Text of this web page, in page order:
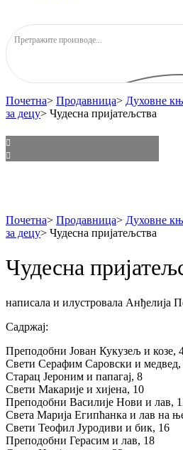
Почетна> Продавница> Духовне
за децу> Чудесна пријатељства
Почетна> Продавница> Духовне
за децу> Чудесна пријатељства
Чудесна
написала и илустровала Анђелија
Садржај:
Преподобни Јован Кукузељ и козе,
Свети Серафим Саровски и медвед,
Старац Јероним и папагај, 8
Свети Макарије и хијена, 10
Преподобни Василије Нови и лав,
Света Марија Египћанка и лав на
Свети Теофил Јуродиви и бик, 16
Преподобни Герасим и лав, 18